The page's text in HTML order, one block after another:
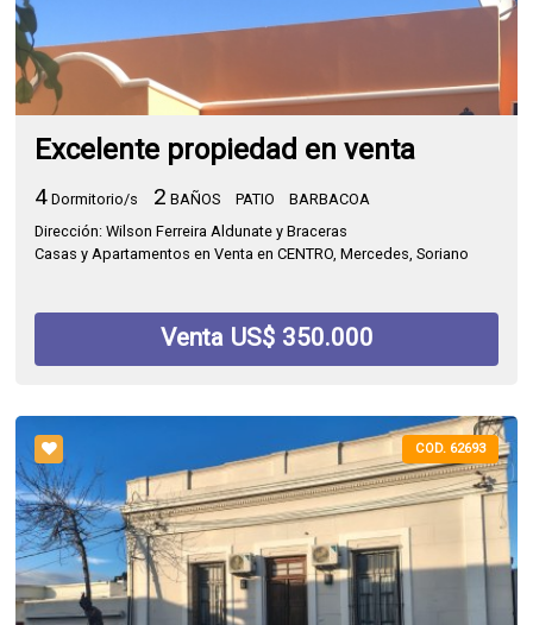
Excelente propiedad en venta
4 Dormitorio/s 2 BAÑOS PATIO
BARBACOA
Dirección: Wilson Ferreira Aldunate y Braceras
Casas y Apartamentos en Venta en CENTRO, Mercedes, Soriano
Venta US$ 350.000
COD. 62693